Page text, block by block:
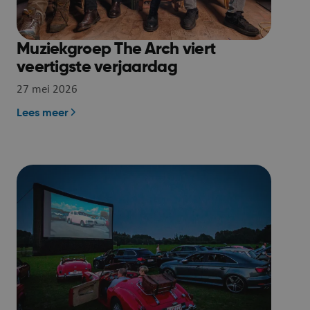
Muziekgroep The Arch viert
veertigste verjaardag
27 mei 2026
Lees meer
door
het
Het
door
uit
de
eventuele
de
Azure